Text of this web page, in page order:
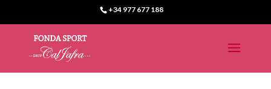
+34 977 677 188